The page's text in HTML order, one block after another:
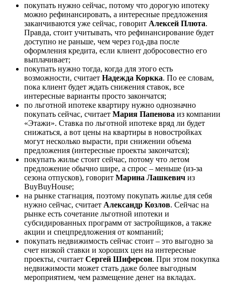
покупать нужно сейчас, потому что дорогую ипотеку
можно рефинансировать, а интересные предложения
заканчиваются уже сейчас, говорит Алексей Плюта.
Правда, стоит учитывать, что рефинансирование будет
доступно не раньше, чем через год-два после
оформления кредита, если клиент добросовестно его
выплачивает;
покупать нужно тогда, когда для этого есть
возможности, считает Надежда Коркка. По ее словам,
пока клиент будет ждать снижения ставок, все
интересные варианты просто закончатся;
по льготной ипотеке квартиру нужно однозначно
покупать сейчас, считает Мария Папенова из компании
«Этажи». Ставка по льготной ипотеке вряд ли будет
снижаться, а вот цены на квартиры в новостройках
могут несколько вырасти, при снижении объема
предложения (интересные проекты закончатся);
покупать жилье стоит сейчас, потому что летом
предложение обычно шире, а спрос – меньше (из-за
сезона отпусков), говорит Марина Лашкевич из
BuyBuyHouse;
на рынке стагнация, поэтому покупать жилье для себя
нужно сейчас, считает Александр Козлов. Сейчас на
рынке есть сочетание льготной ипотеки и
субсидированных программ от застройщиков, а также
акции и спецпредложения от компаний;
покупать недвижимость сейчас стоит – это выгодно за
счет низкой ставки и хороших цен на интересные
проекты, считает Сергей Шиферсон. При этом покупка
недвижимости может стать даже более выгодным
мероприятием, чем размещение денег на вкладах.